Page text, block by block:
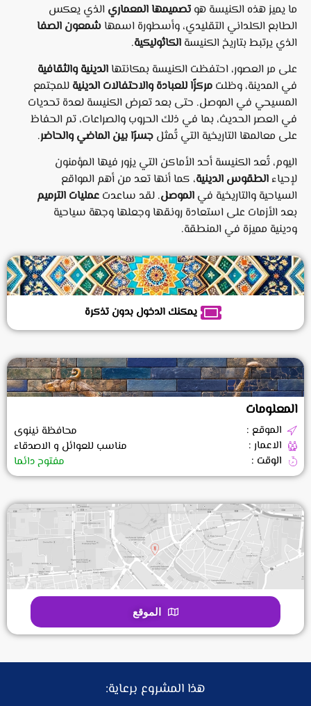
ما يميز هذه الكنيسة هو تصميمها المعماري الذي يعكس
الطابع الكلداني التقليدي، وأسطورة اسمها شمعون الصفا
الذي يرتبط بتاريخ الكنيسة الكاثوليكية.
على مر العصور، احتفظت الكنيسة بمكانتها الدينية والثقافية
في المدينة، وظلت مركزًا للعبادة والاحتفالات الدينية للمجتمع
المسيحي في الموصل. حتى بعد تعرض الكنيسة لعدة تحديات
في العصر الحديث، بما في ذلك الحروب والصراعات، تم الحفاظ
على معالمها التاريخية التي تُمثل جسرًا بين الماضي والحاضر.
اليوم، تُعد الكنيسة أحد الأماكن التي يزور فيها المؤمنون
لإحياءالطقوس الدينية، كما أنها تعد من أهم المواقع
السياحية والتاريخية في الموصل. لقد ساعدت عمليات الترميم
بعد الأزمات على استعادة رونقها وجعلها وجهة سياحية
ودينية مميزة في المنطقة.
يمكنك الدخول بدون تذكرة
المعلومات
الموقع :
محافظة نينوى
الاعمار :
مناسب للعوائل و الاصدقاء
الوقت :
مفتوح دائما
الموقع
هذا المشروع برعاية: